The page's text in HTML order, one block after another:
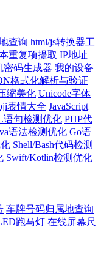
查询 html/js转换器工
重复项提取 IP地址
密码生成器 我的设备
格式化解析与验证
缩美化 Unicode字体
表情大全 JavaScript
语句检测优化 PHP代
语法检测优化 Go语
Shell/Bash代码检测
Swift/Kotlin检测优化
车牌号码归属地查询
跑马灯 在线屏幕尺